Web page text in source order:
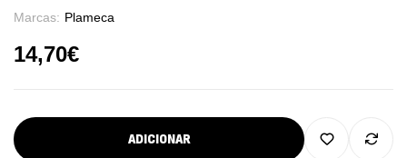
Marcas: Plameca
14,70€
ADICIONAR